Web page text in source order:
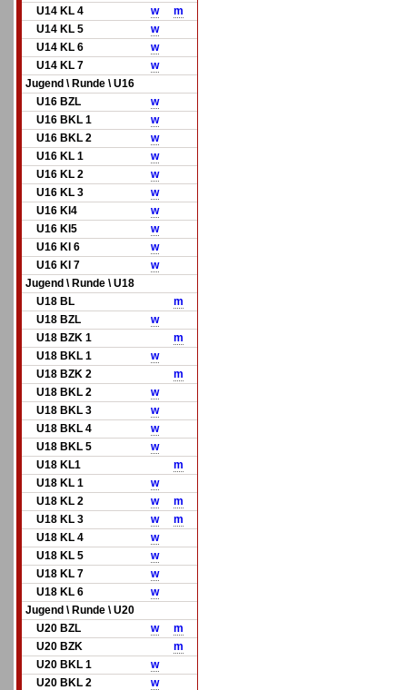
U14 KL 4
w
m
U14 KL 5
w
U14 KL 6
w
U14 KL 7
w
Jugend \ Runde \ U16
U16 BZL
w
U16 BKL 1
w
U16 BKL 2
w
U16 KL 1
w
U16 KL 2
w
U16 KL 3
w
U16 Kl4
w
U16 Kl5
w
U16 Kl 6
w
U16 Kl 7
w
Jugend \ Runde \ U18
U18 BL
m
U18 BZL
w
U18 BZK 1
m
U18 BKL 1
w
U18 BZK 2
m
U18 BKL 2
w
U18 BKL 3
w
U18 BKL 4
w
U18 BKL 5
w
U18 KL1
m
U18 KL 1
w
U18 KL 2
w
m
U18 KL 3
w
m
U18 KL 4
w
U18 KL 5
w
U18 KL 7
w
U18 KL 6
w
Jugend \ Runde \ U20
U20 BZL
w
m
U20 BZK
m
U20 BKL 1
w
U20 BKL 2
w